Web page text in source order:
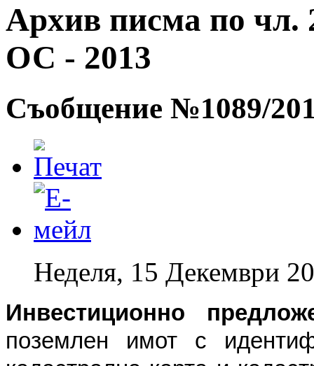
Архив писма по чл.
ОС - 2013
Съобщение №1089/
Неделя, 15 Декември
Инвестиционно
поземлен имот с